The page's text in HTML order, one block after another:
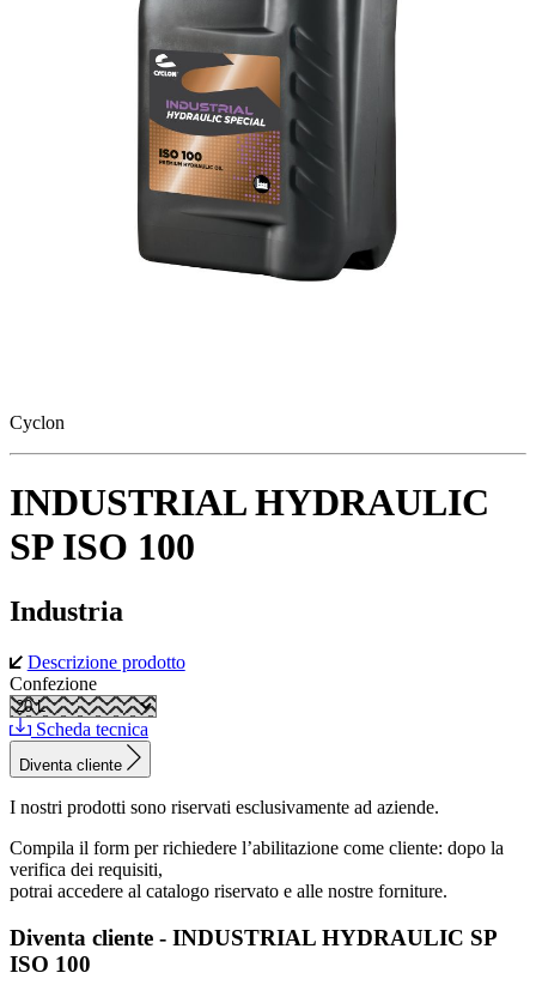
Cyclon
INDUSTRIAL HYDRAULIC
SP ISO 100
Industria
Descrizione prodotto
Confezione
Scheda tecnica
Diventa cliente
I nostri prodotti sono riservati esclusivamente ad aziende.
Compila il form per richiedere l’abilitazione come cliente: dopo la
verifica dei requisiti,
potrai accedere al catalogo riservato e alle nostre forniture.
Diventa cliente - INDUSTRIAL HYDRAULIC SP
ISO 100